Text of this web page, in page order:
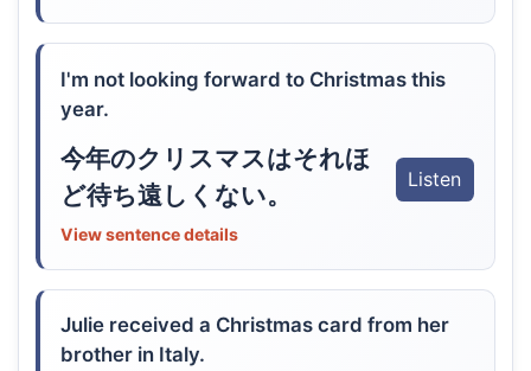
I'm not looking forward to Christmas this
year.
今年のクリスマスはそれほ
ど待ち遠しくない。
Listen
View sentence details
Julie received a Christmas card from her
brother in Italy.